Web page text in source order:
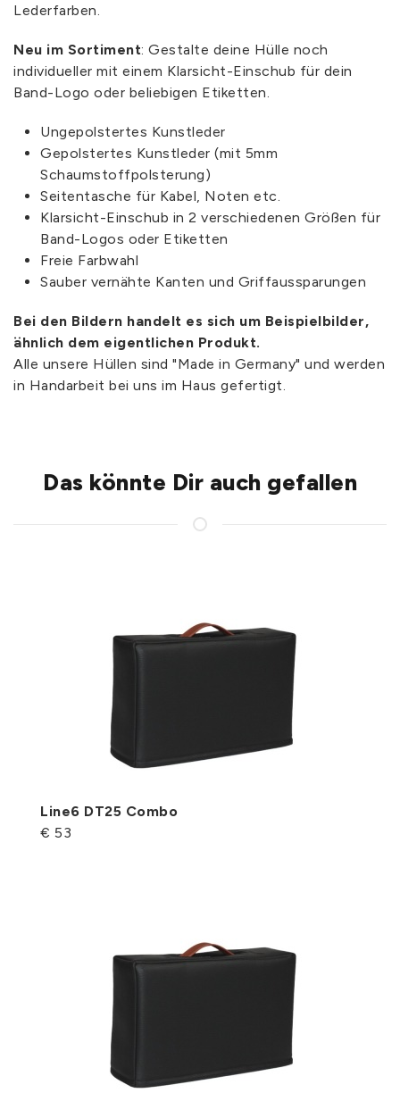
Lederfarben.
Neu im Sortiment: Gestalte deine Hülle noch
individueller mit einem Klarsicht-Einschub für dein
Band-Logo oder beliebigen Etiketten.
Ungepolstertes Kunstleder
Gepolstertes Kunstleder (mit 5mm
Schaumstoffpolsterung)
Seitentasche für Kabel, Noten etc.
Klarsicht-Einschub in 2 verschiedenen Größen für
Band-Logos oder Etiketten
Freie Farbwahl
Sauber vernähte Kanten und Griffaussparungen
Bei den Bildern handelt es sich um Beispielbilder,
ähnlich dem eigentlichen Produkt.
Alle unsere Hüllen sind "Made in Germany" und werden
in Handarbeit bei uns im Haus gefertigt.
Das könnte Dir auch gefallen
Line6 DT25 Combo
€ 53